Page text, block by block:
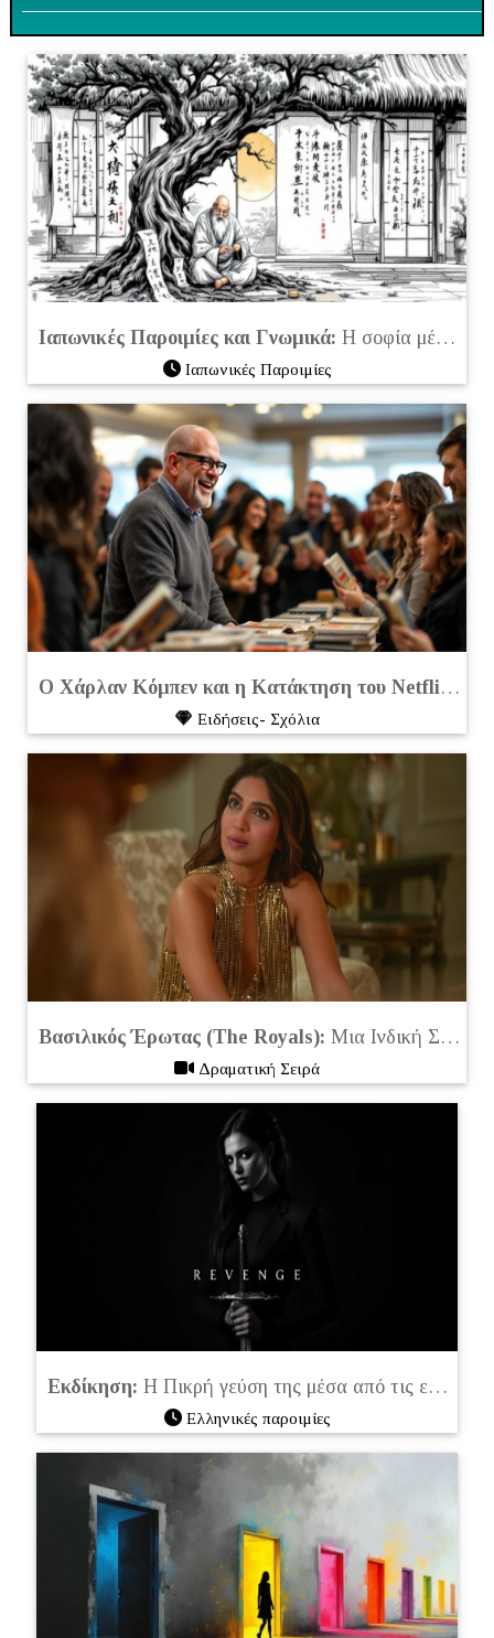
Ιαπωνικές Παροιμίες και Γνωμικά: Η σοφία μέσα σε λίγες λέξεις από τη Χώρα του Ανατέλλοντος Ηλίου
Ιαπωνικές Παροιμίες
Ο Χάρλαν Κόμπεν και η Κατάκτηση του Netflix:Τα
Eιδήσεις- Σχόλια
Βασιλικός Έρωτας (The Royals): Μια Ινδική Σαγηνευτική Σειρά Έρωτα και Δράματος στο Netflix 2025
Δραματική Σειρά
Εκδίκηση: Η Πικρή γεύση της μέσα από τις ελληνικές παροιμίες
Ελληνικές παροιμίες